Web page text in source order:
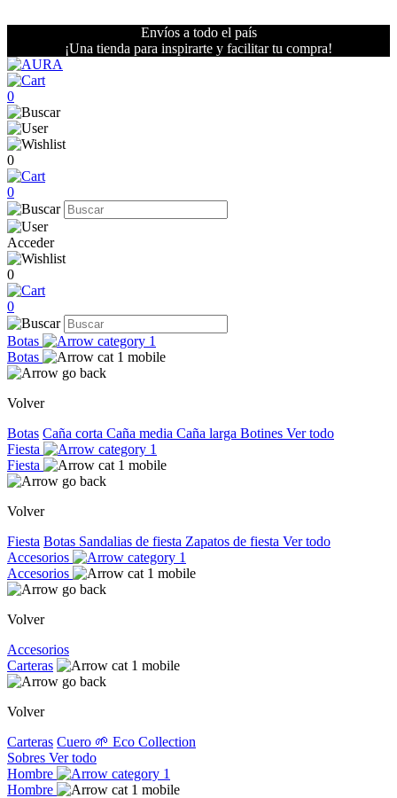
Envíos a todo el país
¡Una tienda para inspirarte y facilitar tu compra!
0
0
0
Acceder
0
0
Botas
Botas
Volver
Botas Caña corta Caña media Caña larga Botines Ver todo
Fiesta
Fiesta
Volver
Fiesta Botas Sandalias de fiesta Zapatos de fiesta Ver todo
Accesorios
Accesorios
Volver
Accesorios
Carteras
Volver
Carteras Cuero 🌱 Eco Collection
Sobres Ver todo
Hombre
Hombre